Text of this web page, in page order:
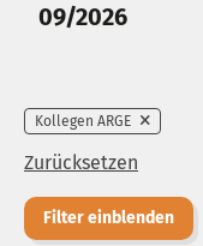
09/2026
Kollegen ARGE
Zurücksetzen
Filter einblenden